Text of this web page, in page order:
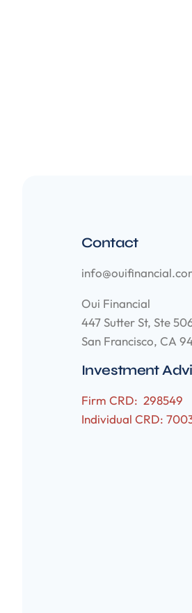
Contact
Oui Financial
447 Sutter St, Ste
San Francisco, CA
Investment
Firm CRD: 298549
Individual CRD: